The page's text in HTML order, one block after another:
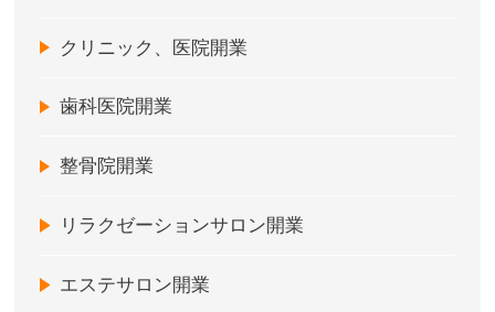
クリニック、医院開業
歯科医院開業
整骨院開業
リラクゼーションサロン開業
エステサロン開業